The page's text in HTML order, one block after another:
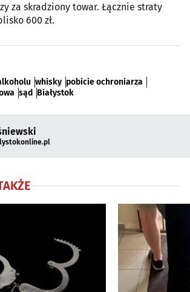
za skradziony towar. Łącznie straty
600 zł.
whisky pobicie ochroniarza
sąd Białystok